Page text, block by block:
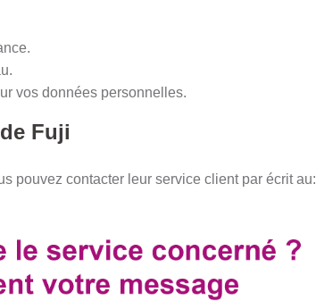
vos données personnelles.
Fuji
pouvez contacter leur service client par écrit au: